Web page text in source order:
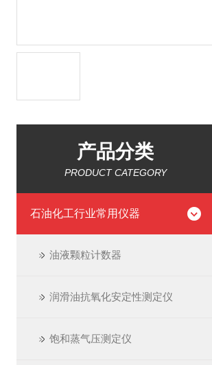
产品分类
PRODUCT CATEGORY
石油化工行业常用仪器
油液颗粒计数器
润滑油抗氧化安定性测定仪
饱和蒸气压测定仪